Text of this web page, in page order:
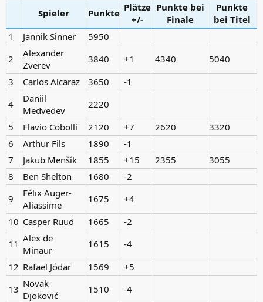
Spieler
Punkte Plätze
+/-
Punkte bei
Finale
Punkte
bei Titel
1
Jannik Sinner
5950
2
Alexander
Zverev
3840 +1 4340
5040
3
Carlos Alcaraz 3650
-1
4
Daniil
Medvedev
2220
5
Flavio Cobolli 2120 +7 2620
3320
6
Arthur Fils 1890
-1
7
Jakub Menšík 1855 +15 2355
3055
8
Ben Shelton 1680
-2
9
Félix Auger-
Aliassime
1675
+4
10 Casper Ruud 1665
-2
11 Alex de
Minaur
1615
-4
12 Rafael Jódar 1569
+5
13 Novak
Djoković
1510
-4